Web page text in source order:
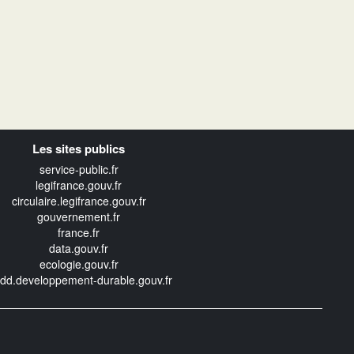
Les sites publics
service-public.fr
legifrance.gouv.fr
circulaire.legifrance.gouv.fr
gouvernement.fr
france.fr
data.gouv.fr
ecologie.gouv.fr
durable.gouv.fr